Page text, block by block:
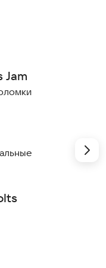
в
и пользы
Jam